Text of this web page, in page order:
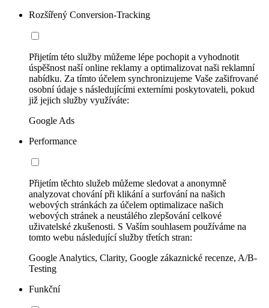
Rozšířený Conversion-Tracking
Přijetím této služby můžeme lépe pochopit a vyhodnotit
úspěšnost naší online reklamy a optimalizovat naši reklamní
nabídku. Za tímto účelem synchronizujeme Vaše zašifrované
osobní údaje s následujícími externími poskytovateli, pokud
již jejich služby využíváte:
Google Ads
Performance
Přijetím těchto služeb můžeme sledovat a anonymně
analyzovat chování při klikání a surfování na našich
webových stránkách za účelem optimalizace našich
webových stránek a neustálého zlepšování celkové
uživatelské zkušenosti. S Vaším souhlasem používáme na
tomto webu následující služby třetích stran:
Google Analytics, Clarity, Google zákaznické recenze, A/B-
Testing
Funkční